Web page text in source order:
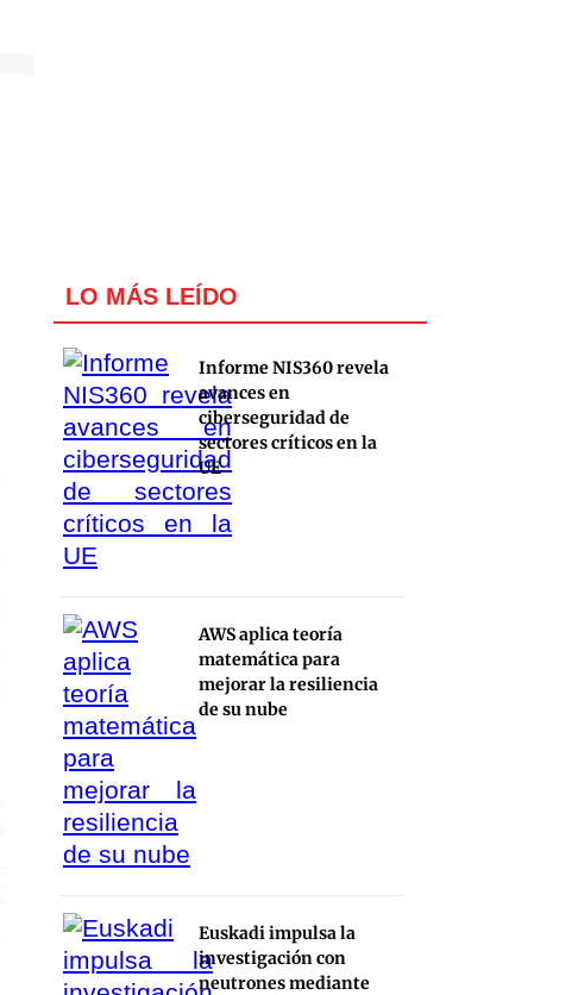
LO MÁS LEÍDO
Informe NIS360 revela
avances en
ciberseguridad de
sectores críticos en la
UE
AWS aplica teoría
matemática para
mejorar la resiliencia
de su nube
Euskadi impulsa la
investigación con
neutrones mediante